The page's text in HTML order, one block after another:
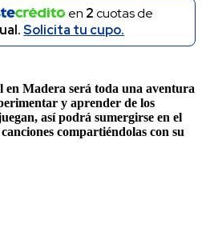
en 2cuotas de
Solicita tu cupo.
Madera será toda una aventura
y aprender de los
así podrá sumergirse en el
compartiéndolas con su